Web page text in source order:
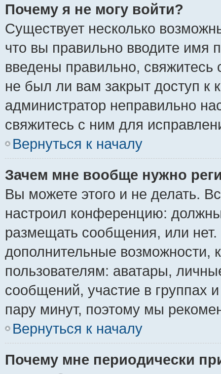
Почему я не могу войти?
Существует несколько
что вы правильно вводите имя
введены правильно,
не был ли вам закрыт доступ к
администратор неправильно
свяжитесь с ним для
Вернуться к началу
Зачем мне вообще нужно
Вы можете этого и не делать.
настроил конференцию:
размещать сообщения, или
дополнительные
пользователям: аватары,
сообщений, участие в группах
пару минут, поэтому мы
Вернуться к началу
Почему мне периодически